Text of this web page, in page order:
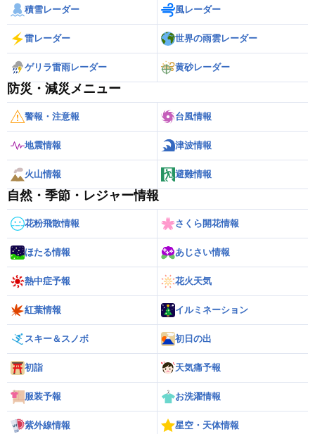
積雪レーダー 風レーダー
雷レーダー 世界の雨雲レーダー
ゲリラ雷雨レーダー 黄砂レーダー
防災・減災メニュー
警報・注意報 台風情報
地震情報 津波情報
火山情報 避難情報
自然・季節・レジャー情報
花粉飛散情報 さくら開花情報
ほたる情報 あじさい情報
熱中症予報 花火天気
紅葉情報 イルミネーション
スキー＆スノボ 初日の出
初詣 天気痛予報
服装予報 お洗濯情報
紫外線情報 星空・天体情報